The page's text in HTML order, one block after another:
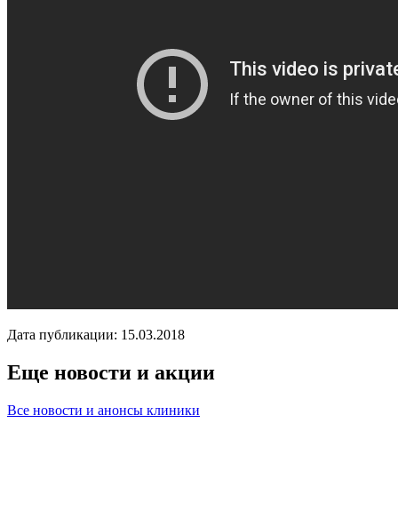
Дата публикации: 15.03.2018
Еще новости и акции
Все новости и анонсы клиники